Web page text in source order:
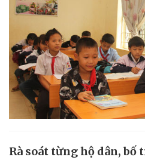
Rà soát từng hộ dân, bố